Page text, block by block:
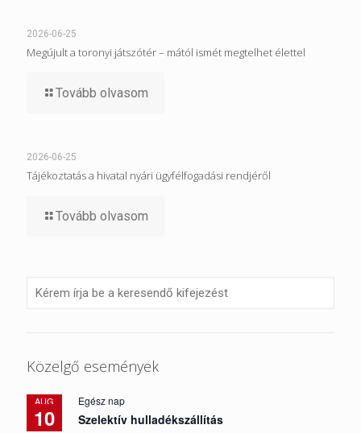
2026-06-25
Megújult a toronyi játszótér – mától ismét megtelhet élettel
Tovább olvasom
2026-06-25
Tájékoztatás a hivatal nyári ügyfélfogadási rendjéről
Tovább olvasom
Közelgő események
AUG
10
Egész nap
Szelektív hulladékszállítás